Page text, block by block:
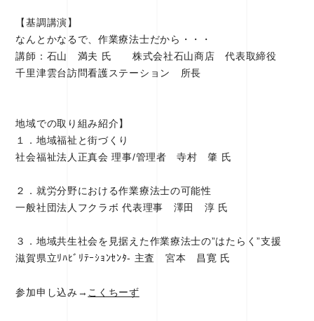
【基調講演】
なんとかなるで、作業療法士だから・・・
講師：石山 満夫 氏 株式会社石山商店 代表取締役
千里津雲台訪問看護ステーション 所長
地域での取り組み紹介】
１．地域福祉と街づくり
社会福祉法人正真会 理事/管理者 寺村 肇 氏
２．就労分野における作業療法士の可能性
一般社団法人フクラボ 代表理事 澤田 淳 氏
３．地域共生社会を見据えた作業療法士の”はたらく”支援
滋賀県立ﾘﾊﾋﾞﾘﾃｰｼｮﾝｾﾝﾀ- 主査 宮本 昌寛 氏
参加申し込み→ こくちーず